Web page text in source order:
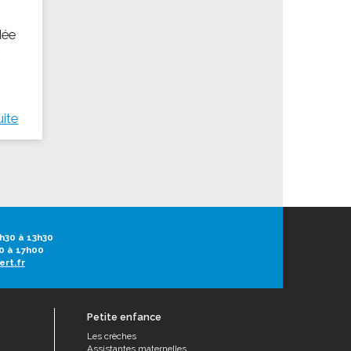
à 13h30
à 17h00
Petite enfance
Les crèches
Assistantes maternelles